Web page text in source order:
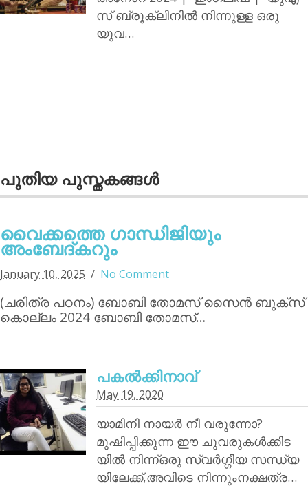
സ് ബ്രൂക്ലിനില്‍ നിന്നുള്ള ഒരു
യുവ…
പുതിയ പുസ്തകങ്ങള്‍
വൈക്കത്തെ ഗാന്ധിജിയും
അംബേദ്കറും
January 10, 2025 No Comment
(ചരിത്ര പഠനം) ബോബി തോമസ് സൈന്‍ ബുക്‌സ്
കൊല്ലം 2024 ബോബി തോമസ്…
പകൽക്കിനാവ്‌
May 19, 2020
യാമിനി നായര്‍ നീ വരുന്നോ?
മുഷിപ്പിക്കുന്ന ഈ ചുവരുകൾക്കിട
യിൽ നിന്ന്ഒരു സ്വർഗ്ഗീയ സന്ധ്യ
യിലേക്ക്,അവിടെ നിന്നുംനക്ഷത്ര…